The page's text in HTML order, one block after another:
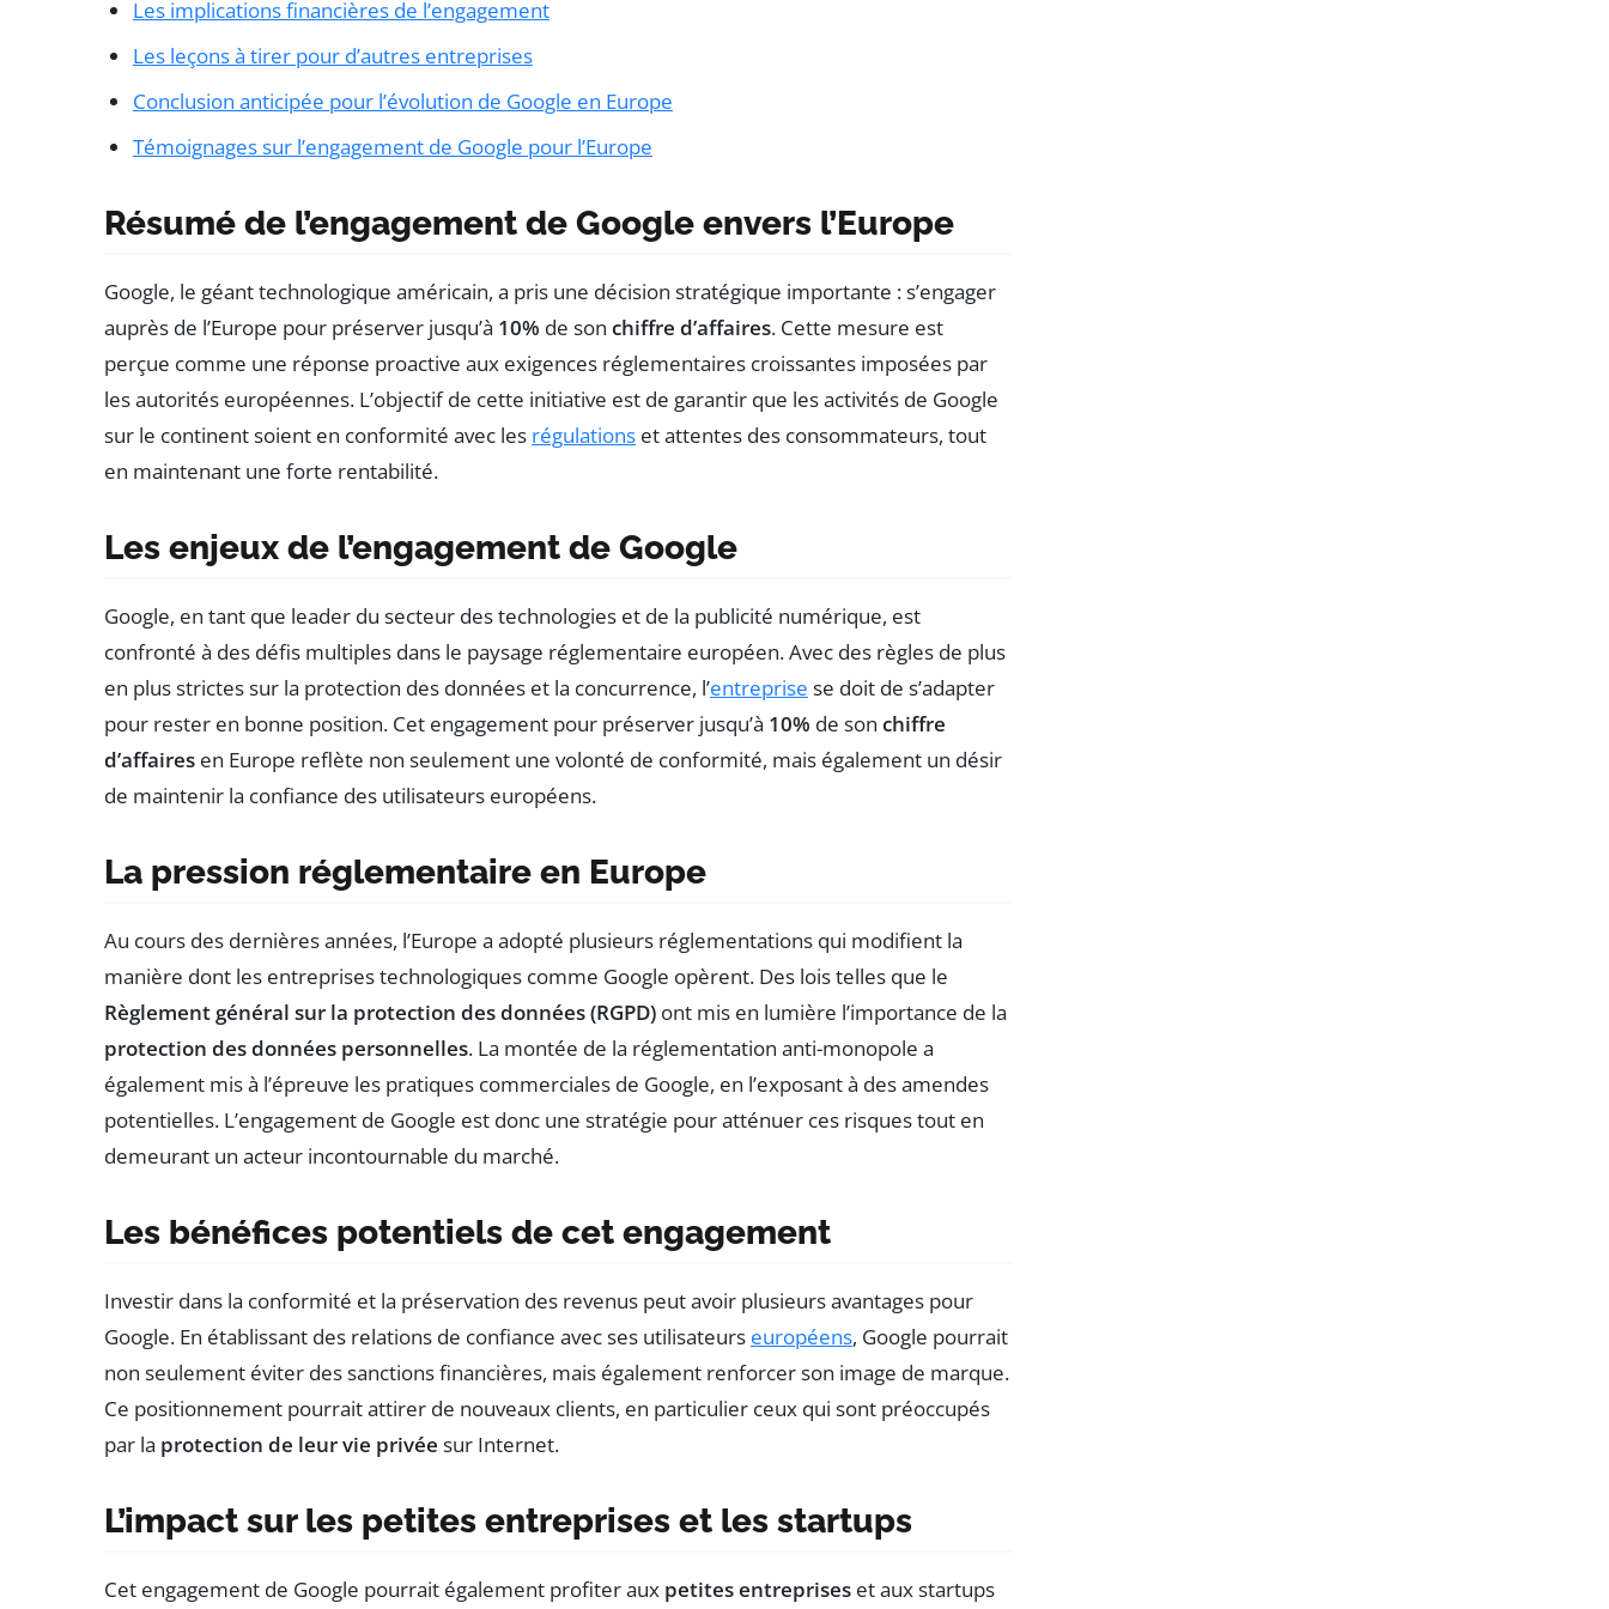
Les implications financières de l’engagement
Les leçons à tirer pour d’autres entreprises
Conclusion anticipée pour l’évolution de Google en Europe
Témoignages sur l’engagement de Google pour l’Europe
Résumé de l’engagement de Google envers l’Europe
Google, le géant technologique américain, a pris une décision stratégique importante : s’engager
auprès de l’Europe pour préserver jusqu’à 10% de son chiffre d’affaires. Cette mesure est
perçue comme une réponse proactive aux exigences réglementaires croissantes imposées par
les autorités européennes. L’objectif de cette initiative est de garantir que les activités de Google
sur le continent soient en conformité avec les régulations et attentes des consommateurs, tout
en maintenant une forte rentabilité.
Les enjeux de l’engagement de Google
Google, en tant que leader du secteur des technologies et de la publicité numérique, est
confronté à des défis multiples dans le paysage réglementaire européen. Avec des règles de plus
en plus strictes sur la protection des données et la concurrence, l’entreprise se doit de s’adapter
pour rester en bonne position. Cet engagement pour préserver jusqu’à 10% de son chiffre
d’affaires en Europe reflète non seulement une volonté de conformité, mais également un désir
de maintenir la confiance des utilisateurs européens.
La pression réglementaire en Europe
Au cours des dernières années, l’Europe a adopté plusieurs réglementations qui modifient la
manière dont les entreprises technologiques comme Google opèrent. Des lois telles que le
Règlement général sur la protection des données (RGPD) ont mis en lumière l’importance de la
protection des données personnelles. La montée de la réglementation anti-monopole a
également mis à l’épreuve les pratiques commerciales de Google, en l’exposant à des amendes
potentielles. L’engagement de Google est donc une stratégie pour atténuer ces risques tout en
demeurant un acteur incontournable du marché.
Les bénéfices potentiels de cet engagement
Investir dans la conformité et la préservation des revenus peut avoir plusieurs avantages pour
Google. En établissant des relations de confiance avec ses utilisateurs européens, Google pourrait
non seulement éviter des sanctions financières, mais également renforcer son image de marque.
Ce positionnement pourrait attirer de nouveaux clients, en particulier ceux qui sont préoccupés
par la protection de leur vie privée sur Internet.
L’impact sur les petites entreprises et les startups
Cet engagement de Google pourrait également profiter aux petites entreprises et aux startups